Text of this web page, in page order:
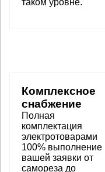
таком уровне.
Комплексное
снабжение
Полная
комплектация
электротоварами
100% выполнение
вашей заявки от
самореза до